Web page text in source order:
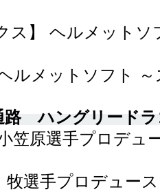
ス】 ヘルメット
ヘルメットソフト
路 ハングリード
小笠原選手プロデ
牧選手プロデュー